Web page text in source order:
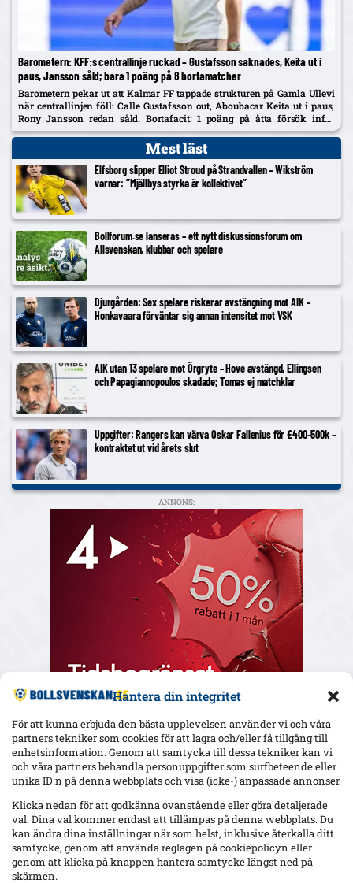
Hantera din integritet
För att kunna erbjuda den bästa upplevelsen använder vi och våra
partners tekniker som cookies för att lagra och/eller få tillgång till
enhetsinformation. Genom att samtycka till dessa tekniker kan vi
och våra partners behandla personuppgifter som surfbeteende eller
unika ID:n på denna webbplats och visa (icke-) anpassade annonser.
Klicka nedan för att godkänna ovanstående eller göra detaljerade
val. Dina val kommer endast att tillämpas på denna webbplats. Du
kan ändra dina inställningar när som helst, inklusive återkalla ditt
samtycke, genom att använda reglagen på cookiepolicyn eller
genom att klicka på knappen hantera samtycke längst ned på
skärmen.
Barometern: KFF:s centrallinje ruckad – Gustafsson saknades, Keita ut i
paus, Jansson såld; bara 1 poäng på 8 bortamatcher
Barometern pekar ut att Kalmar FF tappade strukturen på Gamla Ullevi
när centrallinjen föll: Calle Gustafsson out, Aboubacar Keita ut i paus,
Rony Jansson redan såld. Bortafacit: 1 poäng på åtta försök inför
Hammarby hemma på söndag.
Mest läst
Elfsborg slipper Elliot Stroud på Strandvallen – Wikström
varnar: ”Mjällbys styrka är kollektivet”
Bollforum.se lanseras – ett nytt diskussionsforum om
Allsvenskan, klubbar och spelare
Djurgården: Sex spelare riskerar avstängning mot AIK –
Honkavaara förväntar sig annan intensitet mot VSK
AIK utan 13 spelare mot Örgryte – Hove avstängd, Ellingsen
och Papagiannopoulos skadade; Tomas ej matchklar
Uppgifter: Rangers kan värva Oskar Fallenius för £400–500k –
kontraktet ut vid årets slut
ANNONS:
Senaste
ut med köpoption på 3 miljoner euro
Mjällby jagar vändning i Bratislava – Yaya Touré: ”All